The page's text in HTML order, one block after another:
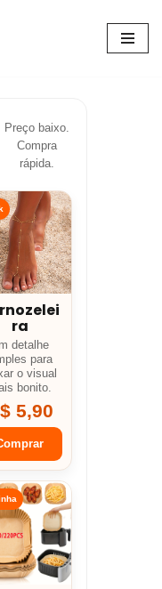
Preço baixo.
Compra
rápida.
ra
detalhe
para
o visual
bonito.
5,90